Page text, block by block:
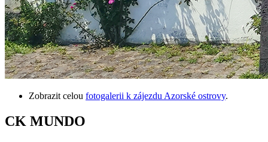
Zobrazit celou fotogalerii k zájezdu Azorské ostrovy.
CK MUNDO